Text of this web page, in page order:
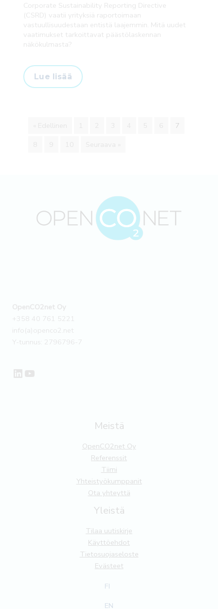
Corporate Sustainability Reporting Directive
(CSRD) vaatii yrityksiä raportoimaan
vastuullisuudestaan entistä laajemmin. Mitä uudet
vaatimukset tarkoittavat päästölaskennan
näkökulmasta?
Lue lisää
7
OpenCO2net Oy
+358 40 761 5221
info(a)openco2.net
Y-tunnus: 2796796-7
LinkedIn
YouTube
Meistä
OpenCO2net Oy
Referenssit
Tiimi
Yhteistyökumppanit
Ota yhteyttä
Yleistä
Tilaa uutiskirje
Käyttöehdot
Tietosuojaseloste
Evästeet
FI
EN